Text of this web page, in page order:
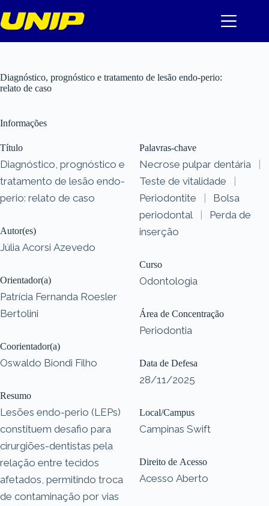
para
o
Diagnóstico, prognóstico e tratamento de lesão endo-perio:
relato de caso
Informações
Título
Diagnóstico, prognóstico e
tratamento de lesão endo-
perio: relato de caso
Autor(es)
Júlia Acorsi Azevedo
Orientador(a)
Patrícia Fernanda Roesler
Bertolini
Coorientador(a)
Oswaldo Biondi Filho
Resumo
Lesões endo-perio (LEPs)
constituem desafio para
cirurgiões-dentistas pela
relação entre tecidos
afetados, permitindo troca
de contaminação por vias
Palavras-chave
Necrose pulpar dentária
|
Teste de vitalidade
|
Periodontite
|
Bolsa
periodontal
|
Perda de
inserção
Curso
Odontologia
Área de Concentração
Periodontia
Data de Defesa
28/11/2025
Local/Campus
Campinas Swift
Direito de Acesso
Acesso Aberto